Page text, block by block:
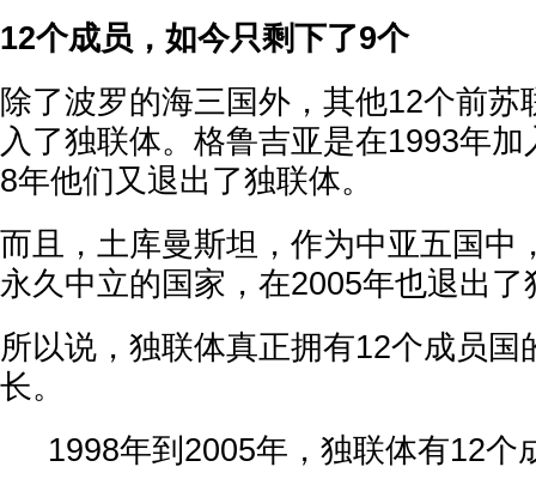
12个成员，如今只剩下了9个
除了波罗的海三国外，其他12个前苏
入了独联体。格鲁吉亚是在1993年
8年他们又退出了独联体。
而且，土库曼斯坦，作为中亚五国中
永久中立的国家，在2005年也退出了
所以说，独联体真正拥有12个成员国
长。
1998年到2005年，独联体有12个